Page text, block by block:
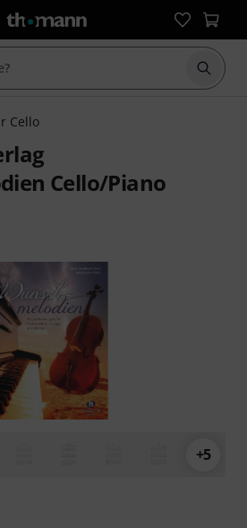
Suche
Cello
Cello/Piano
Sternen aus 1 Kundenbewertungen
+5